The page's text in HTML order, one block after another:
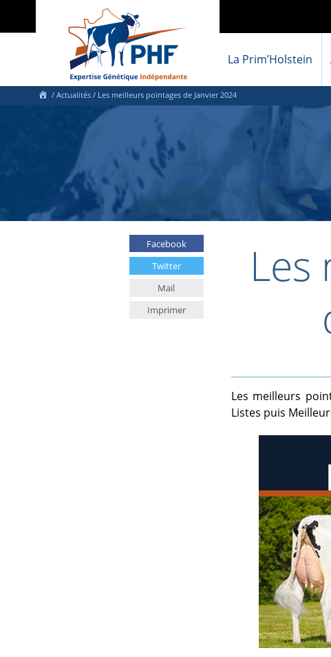
La Prim’Holstein
/ Actualités / Les meilleurs pointages de Janvier 2024
Facebook
Twitter
Mail
Imprimer
Les
Les meilleurs
Listes puis